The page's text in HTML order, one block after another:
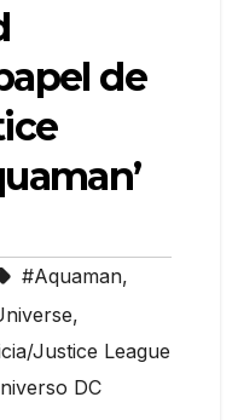
de
#Aquaman,
,
Justice League
DC